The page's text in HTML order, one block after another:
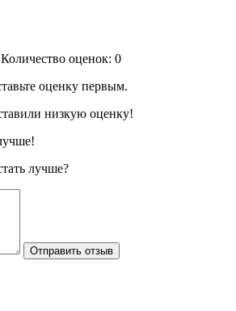
оценок: 0
оценку первым.
низкую оценку!
лучше?
Отправить отзыв